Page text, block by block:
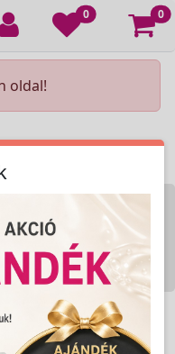
0 0
oldal!
KEZDŐLAP
FELTÉTELEK
Rights Reserved.